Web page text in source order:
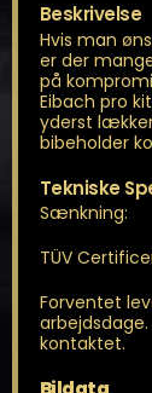
Beskrivelse
Hvis man
er der
på
Eibach pro
yderst
bibeholder
Tekniske
Sænkning:
TÜV
Forventet
kontaktet.